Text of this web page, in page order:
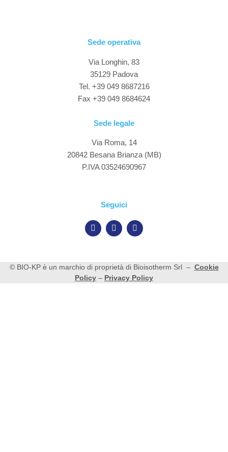
Sede operativa
Via Longhin, 83
35129 Padova
Tel. +39 049 8687216
Fax +39 049 8684624
Sede legale
Via Roma, 14
20842 Besana Brianza (MB)
P.IVA 03524690967
Seguici
© BIO-KP è un marchio di proprietà di Bioisotherm Srl – Cookie
Policy – Privacy Policy